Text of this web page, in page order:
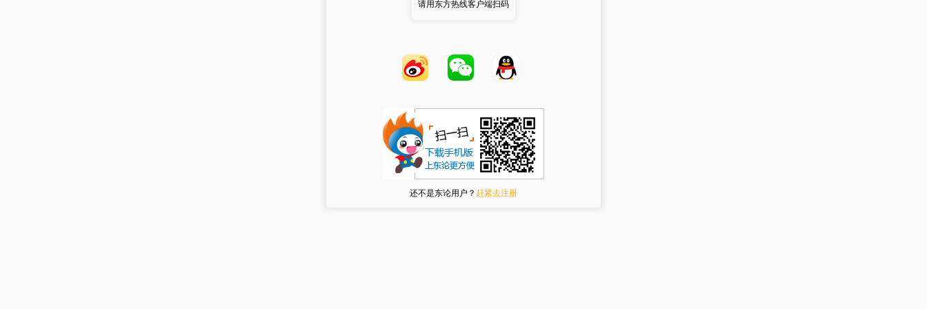
请用东方热线客户端扫码
还不是东论用户？ 赶紧去注册